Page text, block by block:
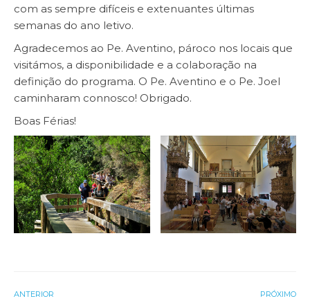
com as sempre difíceis e extenuantes últimas
semanas do ano letivo.
Agradecemos ao Pe. Aventino, pároco nos locais que
visitámos, a disponibilidade e a colaboração na
definição do programa. O Pe. Aventino e o Pe. Joel
caminharam connosco! Obrigado.
Boas Férias!
ANTERIOR PRÓXIMO